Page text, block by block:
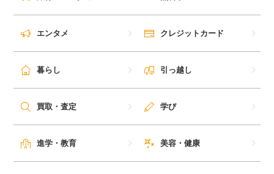
エンタメ クレジットカード
暮らし 引っ越し
買取・査定 学び
進学・教育 美容・健康